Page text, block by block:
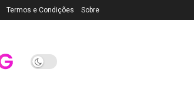
Termos e Condições Sobre